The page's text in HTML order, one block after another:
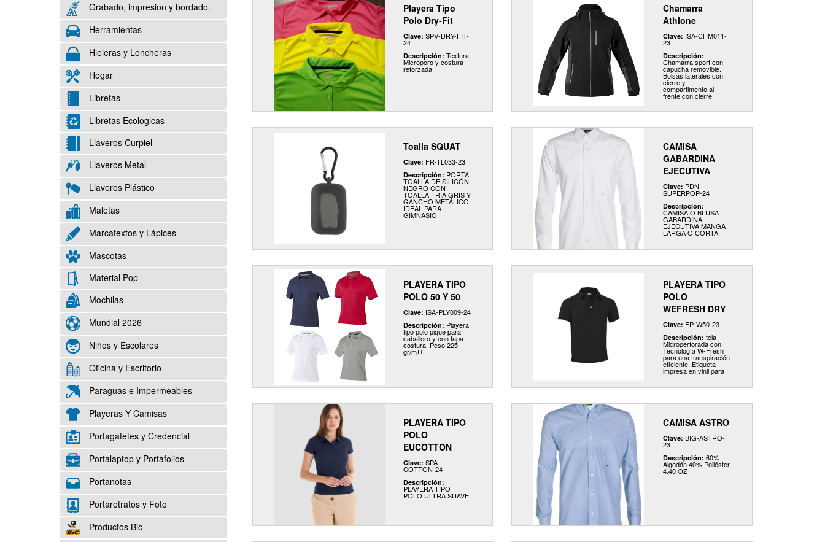
Grabado, impresion y bordado.
Herramientas
Hieleras y Loncheras
Hogar
Libretas
Libretas Ecologicas
Llaveros Curpiel
Llaveros Metal
Llaveros Plástico
Maletas
Marcatextos y Lápices
Mascotas
Material Pop
Mochilas
Mundial 2026
Niños y Escolares
Oficina y Escritorio
Paraguas e Impermeables
Playeras Y Camisas
Portagafetes y Credencial
Portalaptop y Portafolios
Portanotas
Portaretratos y Foto
Productos Bic
Playera Tipo
Polo Dry-Fit
Clave: SPV-DRY-FIT-
24
Descripción: Textura
Microporo y costura
reforzada
Chamarra
Athlone
Clave: ISA-CHM011-
23
Descripción:
Chamarra sport con
capucha removible.
Bolsas laterales con
cierre y
compartimento al
frente con cierre.
cintura. Línea
90% nylon, 10%
Toalla SQUAT
Clave: FR-TL033-23
Descripción: PORTA
TOALLA DE SILICÓN
NEGRO CON
TOALLA FRÍA GRIS Y
GANCHO METÁLICO.
IDEAL PARA
GIMNASIO
CAMISA
GABARDINA
EJECUTIVA
Clave: PDN-
SUPERPOP-24
Descripción:
CAMISA O BLUSA
GABARDINA
EJECUTIVA MANGA
LARGA O CORTA.
PLAYERA TIPO
POLO 50 Y 50
Clave: ISA-PLY009-24
Descripción: Playera
tipo polo piqué para
caballero y con tapa
costura. Peso 225
gr/mﾲ.
PLAYERA TIPO
POLO
WEFRESH DRY
Clave: FP-W50-23
Descripción: tela
Microperforada con
Tecnología W-Fresh
para una transpiración
eficiente. Etiqueta
impresa en vinil para
mayor comodidad.
reforzadas. Cuello
PLAYERA TIPO
POLO
EUCOTTON
Clave: SPA-
COTTON-24
Descripción:
PLAYERA TIPO
POLO ULTRA SUAVE.
CAMISA ASTRO
Clave: BIG-ASTRO-
23
Descripción: 60%
Algodón 40% Poliéster
4.40 OZ